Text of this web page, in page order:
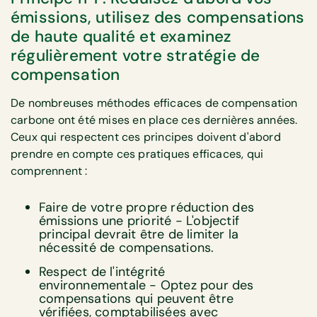
émissions, utilisez des compensations
de haute qualité et examinez
régulièrement votre stratégie de
compensation
De nombreuses méthodes efficaces de compensation
carbone ont été mises en place ces dernières années.
Ceux qui respectent ces principes doivent d'abord
prendre en compte ces pratiques efficaces, qui
comprennent :
Faire de votre propre réduction des
émissions une priorité - L'objectif
principal devrait être de limiter la
nécessité de compensations.
Respect de l'intégrité
environnementale - Optez pour des
compensations qui peuvent être
vérifiées, comptabilisées avec